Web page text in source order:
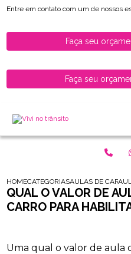
Entre em contato com um de nossos
Faça seu
Faça seu
HOMECATEGORIASAULAS DE
QUAL O VALOR DE
CARRO PARA
Uma qual o valor de aula